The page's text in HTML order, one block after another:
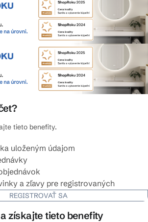
tieto benefity.
uloženým údajom
a zľavy pre registrovaných
REGISTROVAŤ SA
získajte tieto benefity